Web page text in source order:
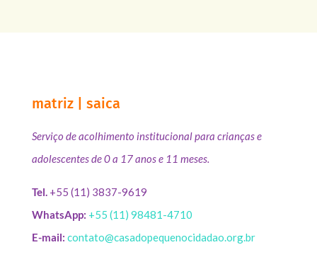
matriz | saica
Serviço de acolhimento institucional para crianças e
adolescentes de 0 a 17 anos e 11 meses.
Tel.+55 (11) 3837-9619
WhatsApp: +55 (11) 98481-4710
E-mail: contato@casadopequenocidadao.org.br